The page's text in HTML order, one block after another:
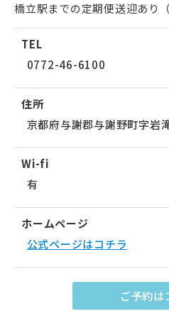
橋立駅までの定期便送迎あり
TEL
0772-46-6100
住所
京都府与謝郡与謝野町字岩
Wi-fi
有
ホームページ
公式ページはコチラ
ご予約は